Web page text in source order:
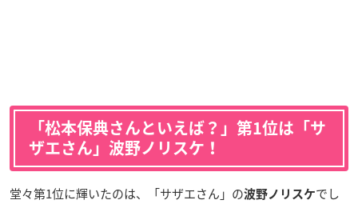
「松本保典さんといえば？」第1位は「サ
ザエさん」波野ノリスケ！
堂々第1位に輝いたのは、「サザエさん」の波野ノリスケでし